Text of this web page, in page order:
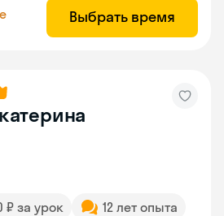
Выбрать время
₽ за урок 12 лет опыта